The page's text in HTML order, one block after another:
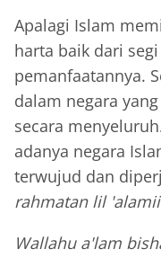
Apalagi Islam
harta baik dari
pemanfaatannya.
dalam negara
secara
adanya negara
terwujud dan
rahmatan lil
Wallahu a'lam